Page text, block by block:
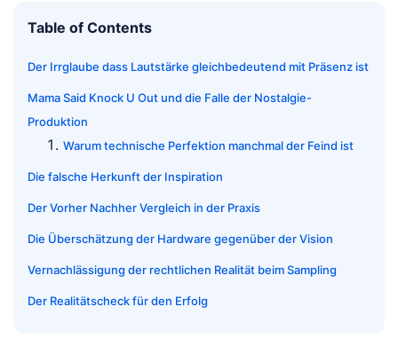
Table of Contents
Der Irrglaube dass Lautstärke gleichbedeutend mit Präsenz ist
Mama Said Knock U Out und die Falle der Nostalgie-
Produktion
Warum technische Perfektion manchmal der Feind ist
Die falsche Herkunft der Inspiration
Der Vorher Nachher Vergleich in der Praxis
Die Überschätzung der Hardware gegenüber der Vision
Vernachlässigung der rechtlichen Realität beim Sampling
Der Realitätscheck für den Erfolg